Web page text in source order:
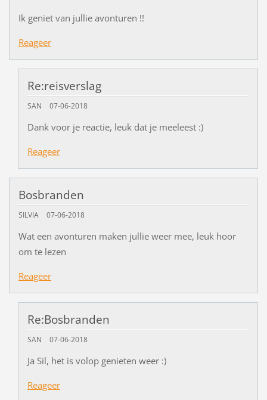
Ik geniet van jullie avonturen !!
Reageer
Re:reisverslag
SAN 07-06-2018
Dank voor je reactie, leuk dat je meeleest :)
Reageer
Bosbranden
SILVIA 07-06-2018
Wat een avonturen maken jullie weer mee, leuk hoor
om te lezen
Reageer
Re:Bosbranden
SAN 07-06-2018
Ja Sil, het is volop genieten weer :)
Reageer